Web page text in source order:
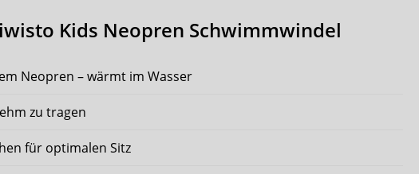
Kids Neopren Schwimmwindel
Neopren – wärmt im Wasser
zu tragen
für optimalen Sitz